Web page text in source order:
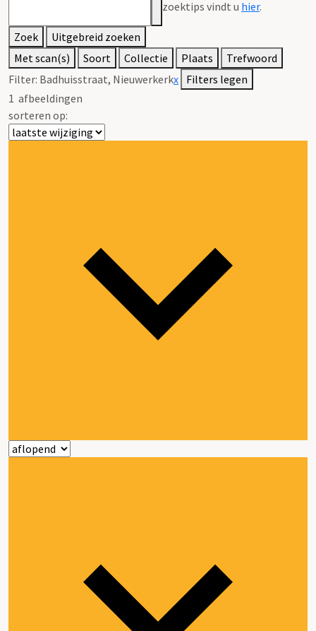
zoektips vindt u hier.
Zoek
Uitgebreid zoeken
Met scan(s)
Soort Collectie Plaats
Trefwoord
Filter: Badhuisstraat, Nieuwerkerkx Filters legen
1 afbeeldingen
sorteren op: